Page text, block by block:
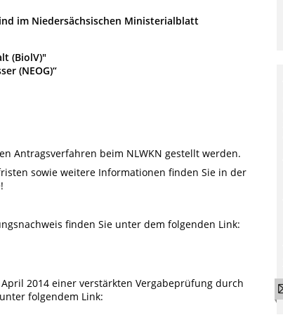
im Niedersächsischen Ministerialblatt
(BiolV)"
(NEOG)“
Antragsverfahren beim NLWKN gestellt werden.
sowie weitere Informationen finden Sie in der
finden Sie unter dem folgenden Link:
2014 einer verstärkten Vergabeprüfung durch
folgendem Link: